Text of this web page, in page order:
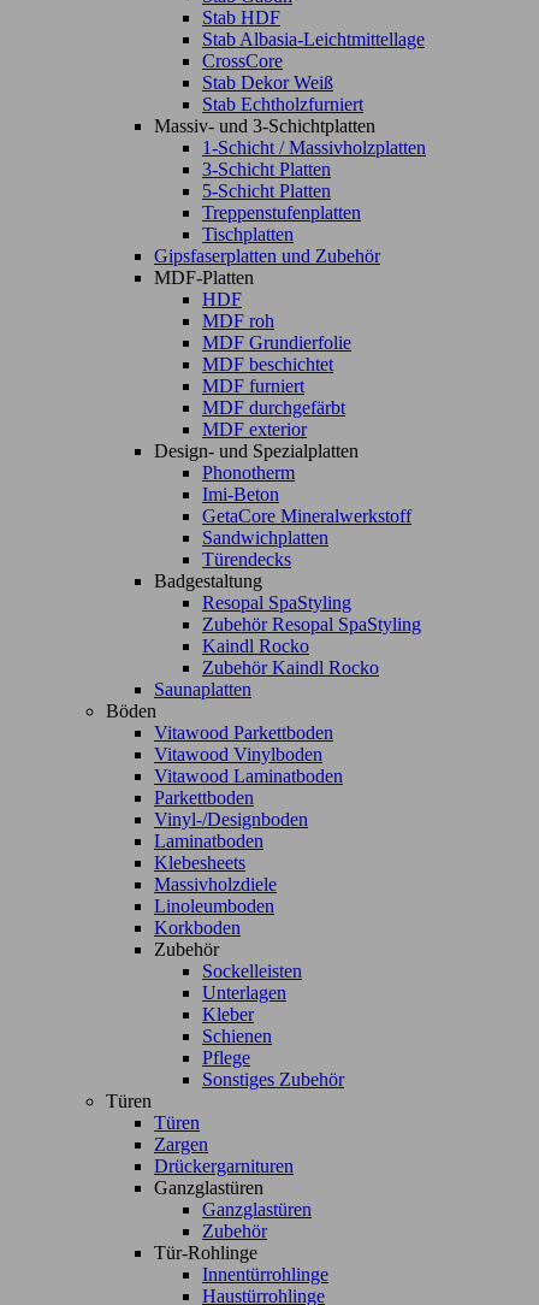
Stab HDF
Stab Albasia-Leichtmittellage
CrossCore
Stab Dekor Weiß
Stab Echtholzfurniert
Massiv- und 3-Schichtplatten
1-Schicht / Massivholzplatten
3-Schicht Platten
5-Schicht Platten
Treppenstufenplatten
Tischplatten
Gipsfaserplatten und Zubehör
MDF-Platten
HDF
MDF roh
MDF Grundierfolie
MDF beschichtet
MDF furniert
MDF durchgefärbt
MDF exterior
Design- und Spezialplatten
Phonotherm
Imi-Beton
GetaCore Mineralwerkstoff
Sandwichplatten
Türendecks
Badgestaltung
Resopal SpaStyling
Zubehör Resopal SpaStyling
Kaindl Rocko
Zubehör Kaindl Rocko
Saunaplatten
Böden
Vitawood Parkettboden
Vitawood Vinylboden
Vitawood Laminatboden
Parkettboden
Vinyl-/Designboden
Laminatboden
Klebesheets
Massivholzdiele
Linoleumboden
Korkboden
Zubehör
Sockelleisten
Unterlagen
Kleber
Schienen
Pflege
Sonstiges Zubehör
Türen
Türen
Zargen
Drückergarnituren
Ganzglastüren
Ganzglastüren
Zubehör
Tür-Rohlinge
Innentürrohlinge
Haustürrohlinge